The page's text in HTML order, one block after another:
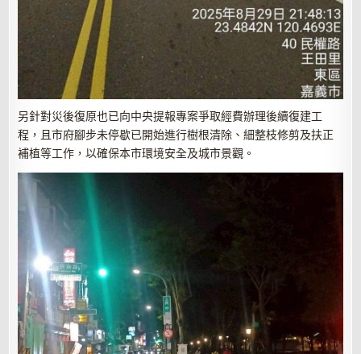
另針對災後復原也已向中央提報專案爭取經費辦理後續復建工
程，且市府腳步未停歇已開始進行樹根清除、細整枝修剪及扶正
補植等工作 ，以確保本市環境安全及城市景觀。